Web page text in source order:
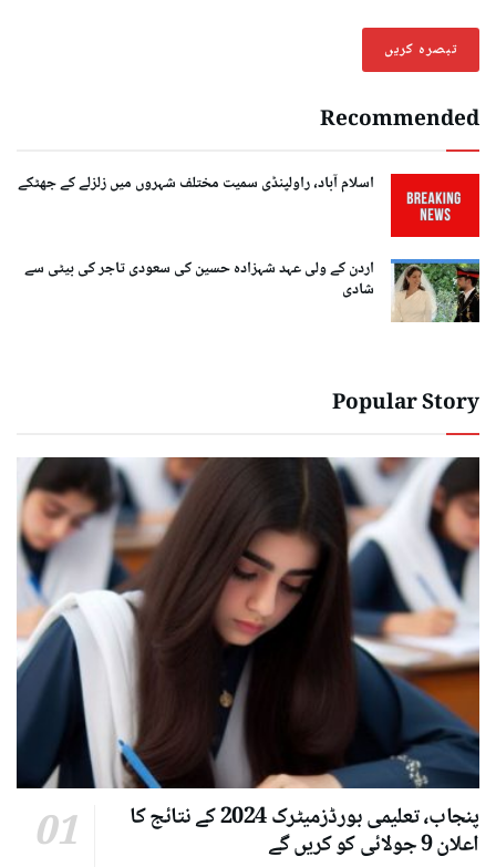
Recommended
اسلام آباد، راولپنڈی سمیت مختلف شہروں میں زلزلے کے جھٹکے
اردن کے ولی عہد شہزادہ حسین کی سعودی تاجر کی بیٹی سے
شادی
Popular Story
پنجاب، تعلیمی بورڈزمیٹرک 2024 کے نتائج کا
اعلان 9 جولائی کو کریں گے